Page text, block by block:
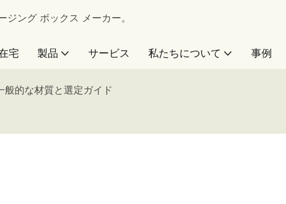
ング ボックス メーカー。
宅 製品 サービス 私たちについて 事例
般的な材質と選定ガイド